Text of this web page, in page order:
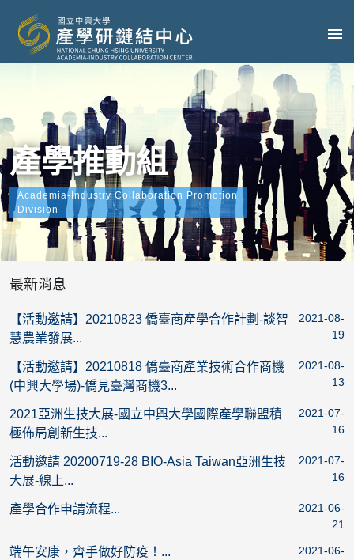
產學推動組
Academia-Industry Collaboration Promotion
Division
最新消息
【活動邀請】20210823 僑臺商產學合作計劃-談智
慧農業發展...
2021-08-
19
【活動邀請】20210818 僑臺商產業技術合作商機
(中興大學場)-僑見臺灣商機3...
2021-08-
13
2021亞洲生技大展-國立中興大學國際產學聯盟積
極佈局創新生技...
2021-07-
16
活動邀請 20200719-28 BIO-Asia Taiwan亞洲生技
大展-線上...
2021-07-
16
產學合作申請流程...
2021-06-
21
端午安康，齊手做好防疫！...
2021-06-